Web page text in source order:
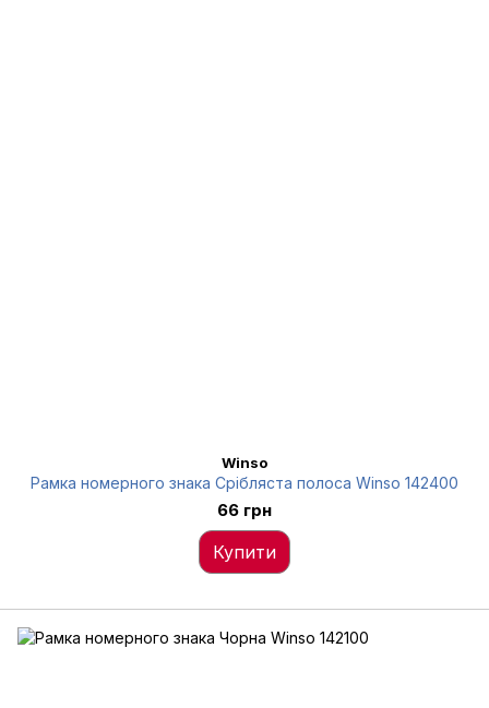
Winso
Рамка номерного знака Срібляста полоса Winso 142400
66 грн
Купити